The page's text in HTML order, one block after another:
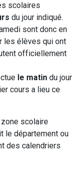
scolaires
du jour indiqué.
sont donc en
les élèves qui ont
officiellement
le matin du jour
cours a lieu ce
scolaire
le département ou
des calendriers